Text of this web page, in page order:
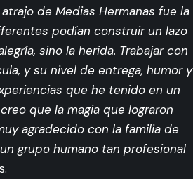
de Medias Hermanas fue la
podían construir un lazo
sino la herida. Trabajar con
y su nivel de entrega, humor y
que he tenido en un
que la magia que lograron
agradecido con la familia de
grupo humano tan profesional